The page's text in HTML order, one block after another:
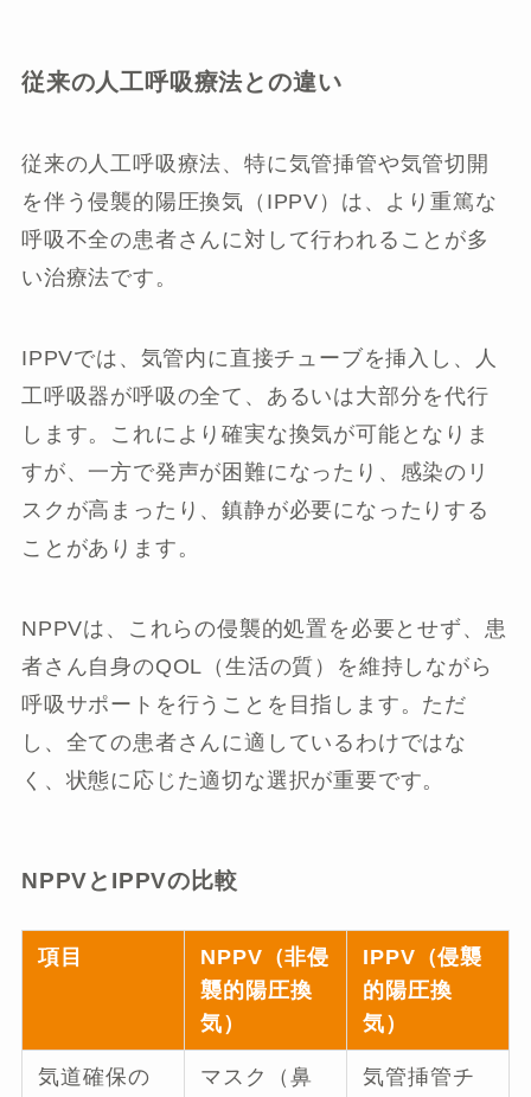
従来の人工呼吸療法との違い
従来の人工呼吸療法、特に気管挿管や気管切開
を伴う侵襲的陽圧換気（IPPV）は、より重篤な
呼吸不全の患者さんに対して行われることが多
い治療法です。
IPPVでは、気管内に直接チューブを挿入し、人
工呼吸器が呼吸の全て、あるいは大部分を代行
します。これにより確実な換気が可能となりま
すが、一方で発声が困難になったり、感染のリ
スクが高まったり、鎮静が必要になったりする
ことがあります。
NPPVは、これらの侵襲的処置を必要とせず、患
者さん自身のQOL（生活の質）を維持しながら
呼吸サポートを行うことを目指します。ただ
し、全ての患者さんに適しているわけではな
く、状態に応じた適切な選択が重要です。
NPPVとIPPVの比較
項目
NPPV（非侵
襲的陽圧換
気）
IPPV（侵襲
的陽圧換
気）
気道確保の
マスク（鼻
気管挿管チ